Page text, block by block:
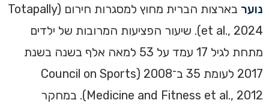
נוער
בארצות הברית מחוץ למסגרות חירום (Totapally
et al., 2024). שיעור הפציעות המרובות של ילדים
מתחת לגיל 17 עמד על 53 למאה אלף בשנה בשנת
2017 לעומת 35 ב־2008 (Council on Sports
Medicine and Fitness et al., 2012). במחקר